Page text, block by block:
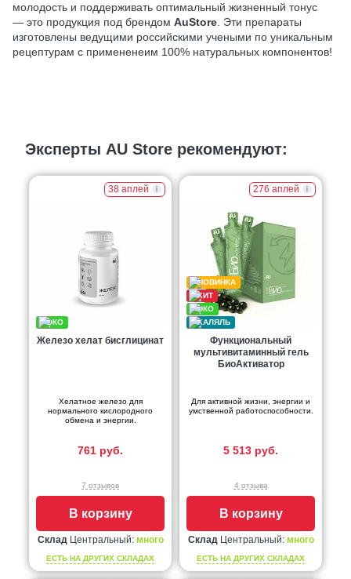
молодость и поддерживать оптимальный жизненный тонус
— это продукция под брендом AuStore. Эти препараты
изготовлены ведущими российскими учеными по уникальным
рецептурам с примененеим 100% натуральных компонентов!
Эксперты AU Store рекомендуют:
38 аплей
Железо хелат бисглицинат
Хелатное железо для
нормального кислородного
обмена и энергии.
761 руб.
7 отзывов
В корзину
СкладЦентральный: много
ЕСТЬ НА ДРУГИХ СКЛАДАХ
276 аплей
Функциональный
мультивитаминный гель
БиоАктиватор
Для активной жизни, энергии и
умственной работоспособности.
5 513 руб.
4 отзыва
В корзину
СкладЦентральный: много
ЕСТЬ НА ДРУГИХ СКЛАДАХ